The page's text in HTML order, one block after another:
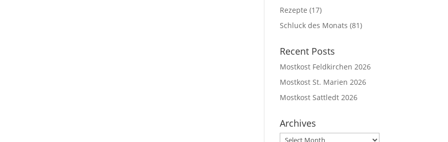
Rezepte (17)
Schluck des Monats (81)
Recent Posts
Mostkost Feldkirchen 2026
Mostkost St. Marien 2026
Mostkost Sattledt 2026
Archives
Archives